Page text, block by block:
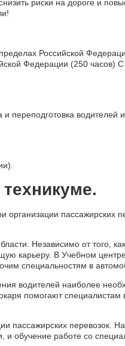
риски на дороге и
Российской
Федерации (250 часов)
водителей
организации пассажирских
Независимо от того,
карьеру. В Учебном
специальностям в
водителей наиболее
помогают специалистам
пассажирских перевозок.
и обучение работе со